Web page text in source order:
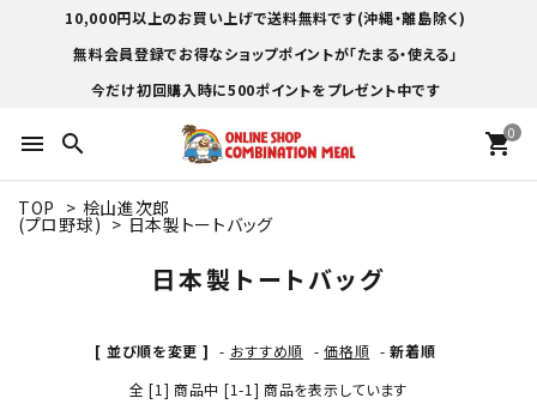
10,000円以上のお買い上げで送料無料です(沖縄・離島除く)
無料会員登録でお得なショップポイントが「たまる・使える」
今だけ初回購入時に500ポイントをプレゼント中です
menu search 0
shopping_cart
TOP > 桧山進次郎
(プロ野球) > 日本製トートバッグ
日本製トートバッグ
[ 並び順を変更 ] - おすすめ順 -価格順 -新着順
全 [1] 商品中 [1-1] 商品を表示しています